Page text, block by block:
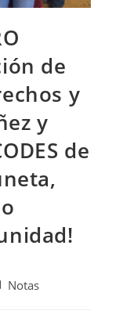
de
y
y
de
Notas